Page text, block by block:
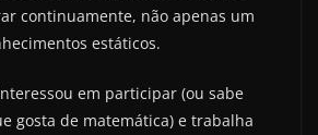
continuamente, não apenas um
estáticos.
em participar (ou sabe
gosta de matemática) e trabalha